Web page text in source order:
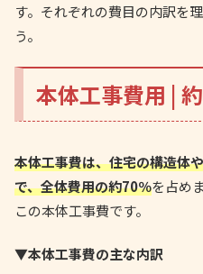
す。それぞれの費目の内訳を
う。
本体工事費用 |
本体工事費は、住宅の構造体
で、全体費用の約70％を占め
この本体工事費です。
▼本体工事費の主な内訳